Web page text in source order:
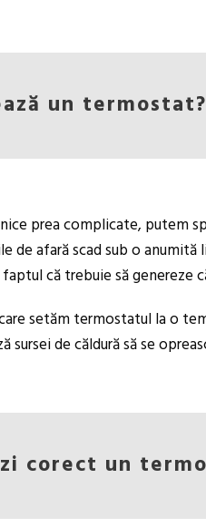
un termostat?
prea complicate, putem
de afară scad sub o
că trebuie să genereze
setăm termostatul la o
sursei de căldură să se
corect un